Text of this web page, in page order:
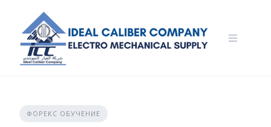
content
ФОРЕКС ОБУЧЕНИЕ